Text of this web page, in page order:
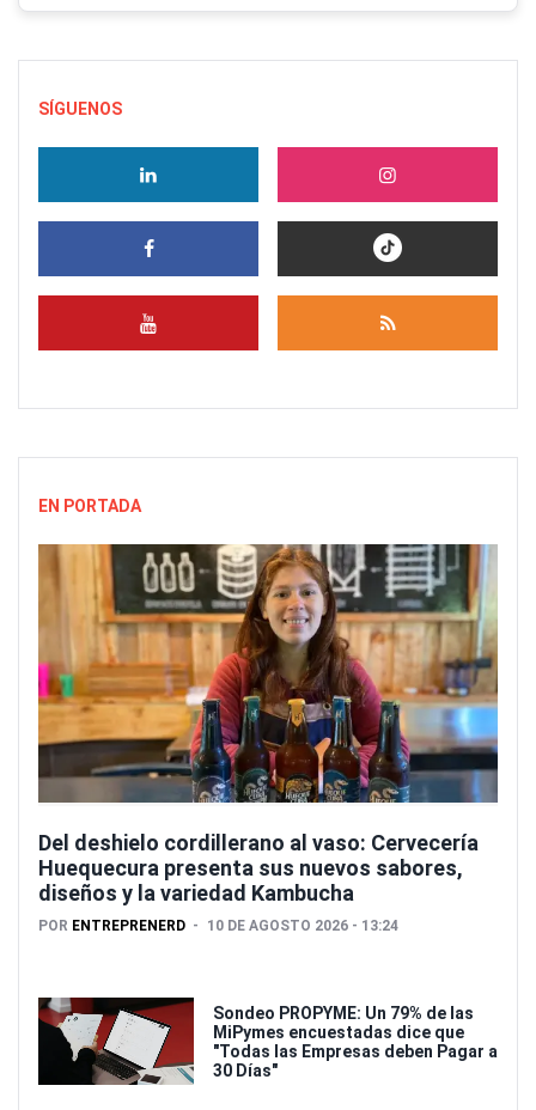
SÍGUENOS
EN PORTADA
Del deshielo cordillerano al vaso: Cervecería
Huequecura presenta sus nuevos sabores,
diseños y la variedad Kambucha
POR ENTREPRENERD 10 DE AGOSTO 2026 - 13:24
Sondeo PROPYME: Un 79% de las
MiPymes encuestadas dice que
"Todas las Empresas deben Pagar a
30 Días"